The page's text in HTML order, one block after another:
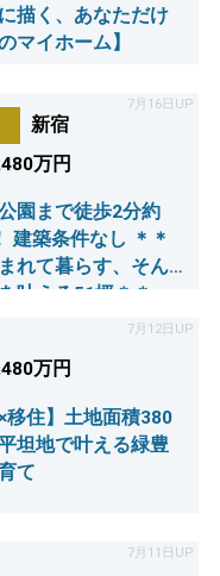
描く、あなただけ
マイホーム】
7月16日UP
新宿
万円
園まで徒歩2分約
建築条件なし ＊＊
れて暮らす、そん
叶える51坪＊＊
7月12日UP
万円
×移住】土地面積380
坦地で叶える緑豊
て
7月11日UP